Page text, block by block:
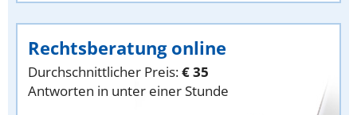
Rechtsberatung online
Durchschnittlicher Preis:€ 35
Antworten in unter einer Stunde